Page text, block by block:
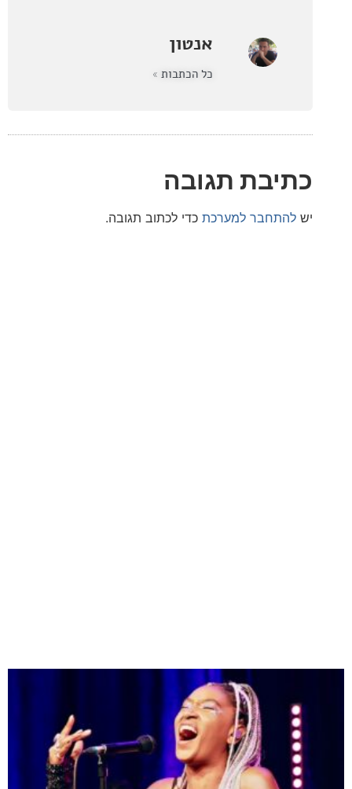
אנטון
תגובה
למערכתכדי לכתוב תגובה.